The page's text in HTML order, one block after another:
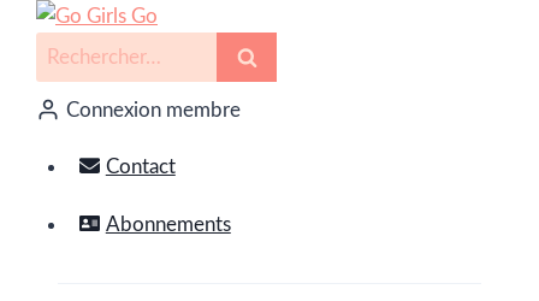
Connexion membre
Contact
Abonnements